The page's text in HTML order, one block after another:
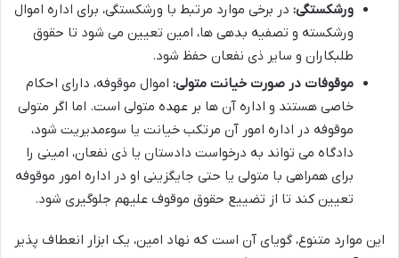
ورشکستگی: در برخی موارد مرتبط با ورشکستگی، برای اداره اموال
ورشکسته و تصفیه بدهی ها، امین تعیین می شود تا حقوق
طلبکاران و سایر ذی نفعان حفظ شود.
موقوفات در صورت خیانت متولی: اموال موقوفه، دارای احکام
خاصی هستند و اداره آن ها بر عهده متولی است. اما اگر متولی
موقوفه در اداره امور آن مرتکب خیانت یا سوءمدیریت شود،
دادگاه می تواند به درخواست دادستان یا ذی نفعان، امینی را
برای همراهی با متولی یا حتی جایگزینی او در اداره امور موقوفه
تعیین کند تا از تضییع حقوق موقوف علیهم جلوگیری شود.
این موارد متنوع، گویای آن است که نهاد امین، یک ابزار انعطاف پذیر